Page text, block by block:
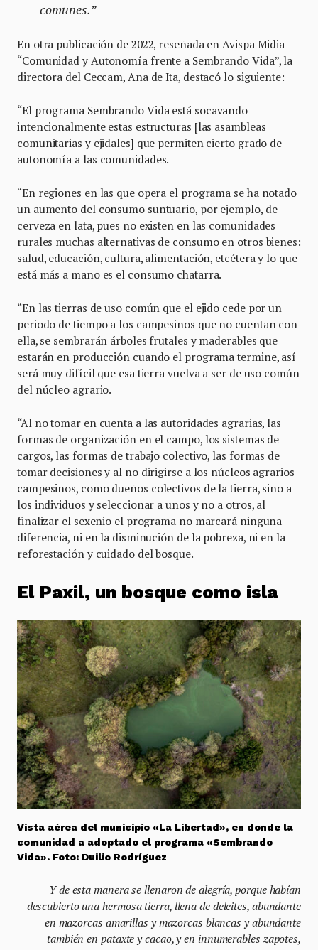
comunes.”
En otra publicación de 2022, reseñada en Avispa Midia
“Comunidad y Autonomía frente a Sembrando Vida”, la
directora del Ceccam, Ana de Ita, destacó lo siguiente:
“El programa Sembrando Vida está socavando
intencionalmente estas estructuras [las asambleas
comunitarias y ejidales] que permiten cierto grado de
autonomía a las comunidades.
“En regiones en las que opera el programa se ha notado
un aumento del consumo suntuario, por ejemplo, de
cerveza en lata, pues no existen en las comunidades
rurales muchas alternativas de consumo en otros bienes:
salud, educación, cultura, alimentación, etcétera y lo que
está más a mano es el consumo chatarra.
“En las tierras de uso común que el ejido cede por un
periodo de tiempo a los campesinos que no cuentan con
ella, se sembrarán árboles frutales y maderables que
estarán en producción cuando el programa termine, así
será muy difícil que esa tierra vuelva a ser de uso común
del núcleo agrario.
“Al no tomar en cuenta a las autoridades agrarias, las
formas de organización en el campo, los sistemas de
cargos, las formas de trabajo colectivo, las formas de
tomar decisiones y al no dirigirse a los núcleos agrarios
campesinos, como dueños colectivos de la tierra, sino a
los individuos y seleccionar a unos y no a otros, al
finalizar el sexenio el programa no marcará ninguna
diferencia, ni en la disminución de la pobreza, ni en la
reforestación y cuidado del bosque.
El Paxil, un bosque como isla
Vista aérea del municipio «La Libertad», en donde la
comunidad a adoptado el programa «Sembrando
Vida». Foto: Duilio Rodríguez
Y de esta manera se llenaron de alegría, porque habían
descubierto una hermosa tierra, llena de deleites, abundante
en mazorcas amarillas y mazorcas blancas y abundante
también en pataxte y cacao, y en innumerables zapotes,